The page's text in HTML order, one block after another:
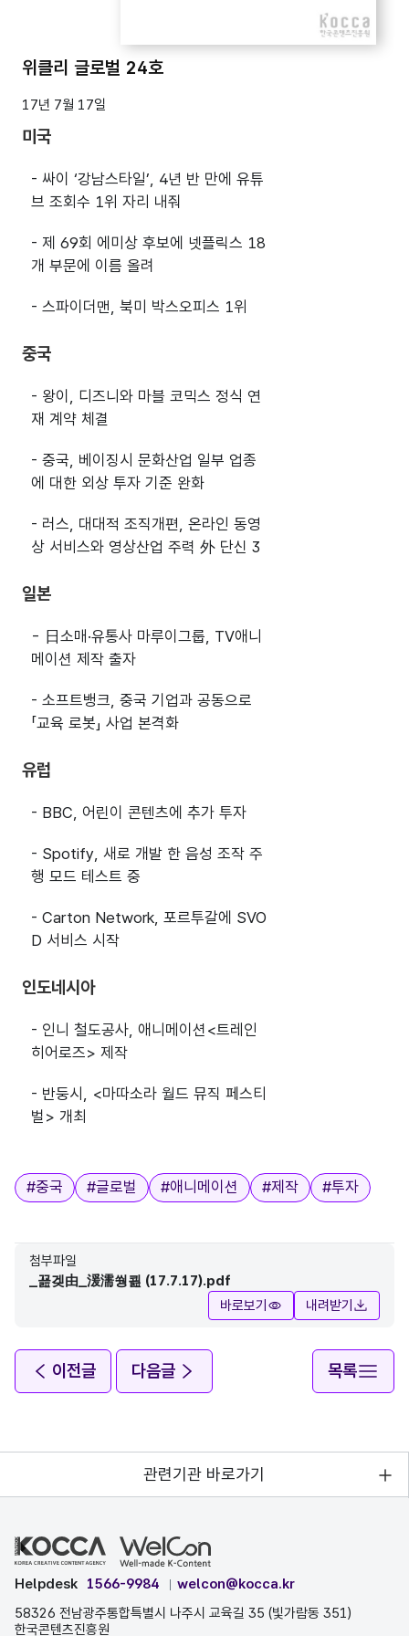
위클리 글로벌 24호
17년 7월 17일
미국
- 싸이 ‘강남스타일’, 4년 반 만에 유튜
브 조회수 1위 자리 내줘
- 제 69회 에미상 후보에 넷플릭스 18
개 부문에 이름 올려
- 스파이더맨, 북미 박스오피스 1위
중국
- 왕이, 디즈니와 마블 코믹스 정식 연
재 계약 체결
- 중국, 베이징시 문화산업 일부 업종
에 대한 외상 투자 기준 완화
- 러스, 대대적 조직개편, 온라인 동영
상 서비스와 영상산업 주력 外 단신 3
일본
- 日소매·유통사 마루이그룹, TV애니
메이션 제작 출자
- 소프트뱅크, 중국 기업과 공동으로
「교육 로봇」 사업 본격화
유럽
- BBC, 어린이 콘텐츠에 추가 투자
- Spotify, 새로 개발 한 음성 조작 주
행 모드 테스트 중
- Carton Network, 포르투갈에 SVO
D 서비스 시작
인도네시아
- 인니 철도공사, 애니메이션<트레인
히어로즈> 제작
- 반둥시, <마따소라 월드 뮤직 페스티
벌> 개최
태그
#중국 #글로벌 #애니메이션 #제작 #투자
첨부파일
_꾪겢由_湲濡쒕쾶 (17.7.17).pdf
바로보기
내려받기
이전글 다음글 목록
관련기관 바로가기
Helpdesk 1566-9984
welcon@kocca.kr
58326 전남광주통합특별시 나주시 교육길 35 (빛가람동 351)
한국콘텐츠진흥원